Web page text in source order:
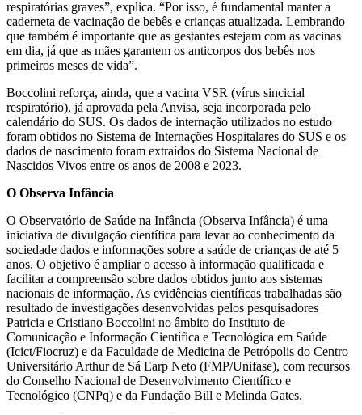
respiratórias graves”, explica. “Por isso, é fundamental manter a
caderneta de vacinação de bebês e crianças atualizada. Lembrando
que também é importante que as gestantes estejam com as vacinas
em dia, já que as mães garantem os anticorpos dos bebês nos
primeiros meses de vida”.
Boccolini reforça, ainda, que a vacina VSR (vírus sincicial
respiratório), já aprovada pela Anvisa, seja incorporada pelo
calendário do SUS. Os dados de internação utilizados no estudo
foram obtidos no Sistema de Internações Hospitalares do SUS e os
dados de nascimento foram extraídos do Sistema Nacional de
Nascidos Vivos entre os anos de 2008 e 2023.
O Observa Infância
O Observatório de Saúde na Infância (Observa Infância) é uma
iniciativa de divulgação científica para levar ao conhecimento da
sociedade dados e informações sobre a saúde de crianças de até 5
anos. O objetivo é ampliar o acesso à informação qualificada e
facilitar a compreensão sobre dados obtidos junto aos sistemas
nacionais de informação. As evidências científicas trabalhadas são
resultado de investigações desenvolvidas pelos pesquisadores
Patricia e Cristiano Boccolini no âmbito do Instituto de
Comunicação e Informação Científica e Tecnológica em Saúde
(Icict/Fiocruz) e da Faculdade de Medicina de Petrópolis do Centro
Universitário Arthur de Sá Earp Neto (FMP/Unifase), com recursos
do Conselho Nacional de Desenvolvimento Científico e
Tecnológico (CNPq) e da Fundação Bill e Melinda Gates.